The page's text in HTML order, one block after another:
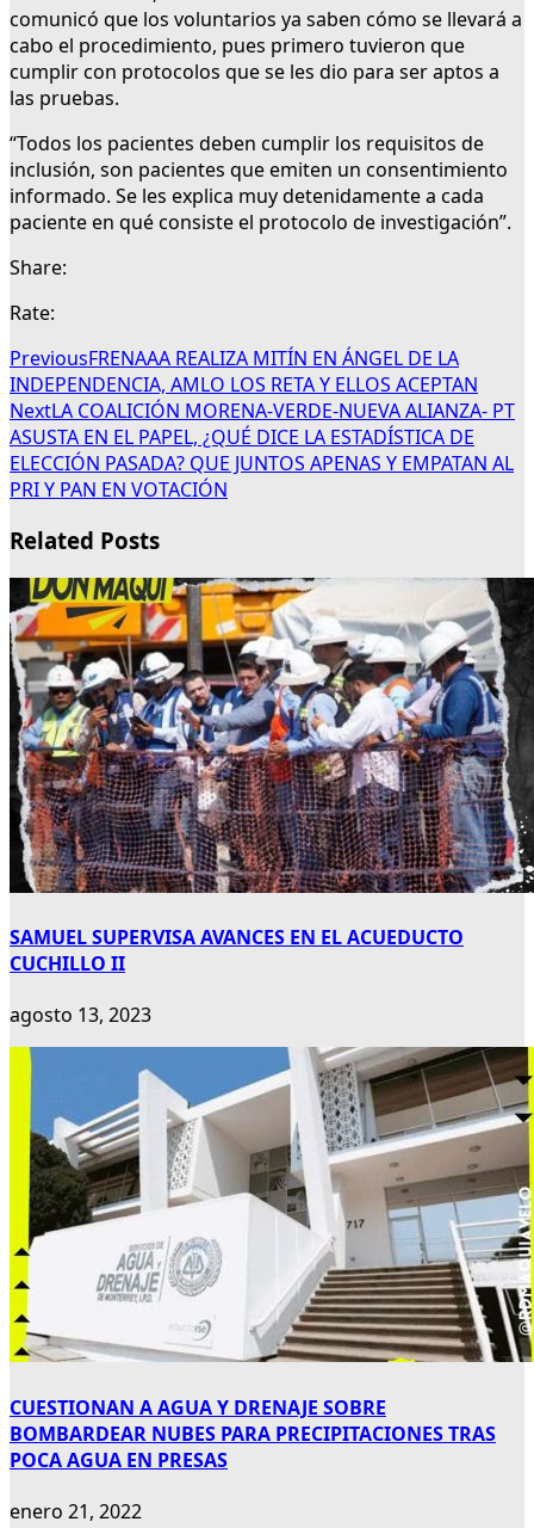
comunicó que los voluntarios ya saben cómo se llevará a
cabo el procedimiento, pues primero tuvieron que
cumplir con protocolos que se les dio para ser aptos a
las pruebas.
“Todos los pacientes deben cumplir los requisitos de
inclusión, son pacientes que emiten un consentimiento
informado. Se les explica muy detenidamente a cada
paciente en qué consiste el protocolo de investigación”.
Share:
Rate:
PreviousFRENAAA REALIZA MITÍN EN ÁNGEL DE LA
INDEPENDENCIA, AMLO LOS RETA Y ELLOS ACEPTAN
NextLA COALICIÓN MORENA-VERDE-NUEVA ALIANZA- PT
ASUSTA EN EL PAPEL, ¿QUÉ DICE LA ESTADÍSTICA DE
ELECCIÓN PASADA? QUE JUNTOS APENAS Y EMPATAN AL
PRI Y PAN EN VOTACIÓN
Related Posts
SAMUEL SUPERVISA AVANCES EN EL ACUEDUCTO
CUCHILLO II
agosto 13, 2023
CUESTIONAN A AGUA Y DRENAJE SOBRE
BOMBARDEAR NUBES PARA PRECIPITACIONES TRAS
POCA AGUA EN PRESAS
enero 21, 2022